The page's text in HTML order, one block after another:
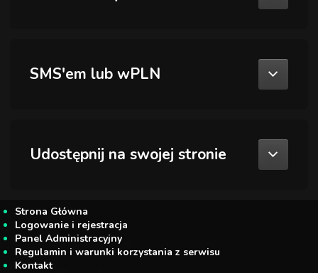
SMS'em lub wPLN
Udostępnij na swojej stronie
Strona Główna
Logowanie i rejestracja
Panel Administracyjny
Regulamin i warunki korzystania z serwisu
Kontakt